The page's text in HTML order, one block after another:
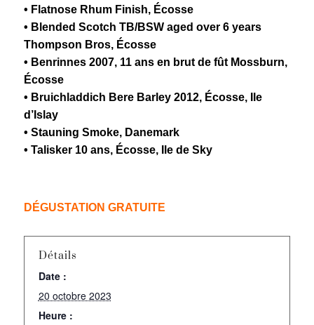
• Flatnose Rhum Finish, Écosse
• Blended Scotch TB/BSW aged over 6 years
Thompson Bros, Écosse
• Benrinnes 2007, 11 ans en brut de fût Mossburn,
Écosse
• Bruichladdich Bere Barley 2012, Écosse, Ile
d’Islay
• Stauning Smoke, Danemark
• Talisker 10 ans, Écosse, Ile de Sky
DÉGUSTATION GRATUITE
Détails
Date :
20 octobre 2023
Heure :